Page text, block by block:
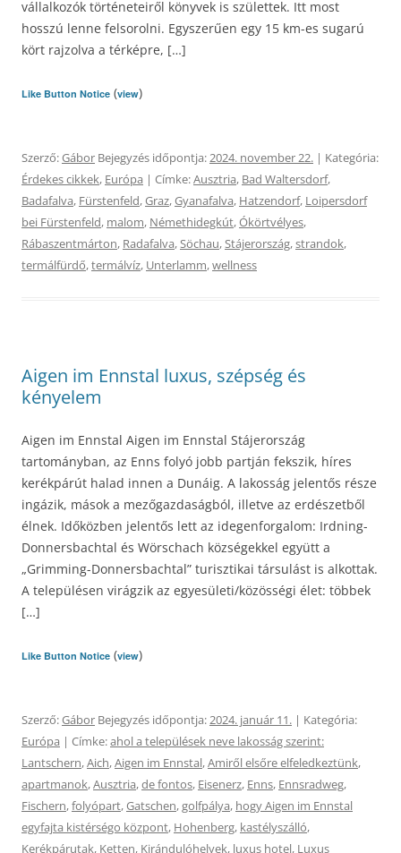
vállalkozók történeteiről könyvek is születtek. Itt most
hosszú lenne felsorolni. Egyszerűen egy 15 km-es sugarú
kört rajzolva a térképre, […]
Like Button Notice (view)
Szerző:Gábor Bejegyzés időpontja:2024. november 22. | Kategória:
Érdekes cikkek, Európa | Címke:Ausztria, Bad Waltersdorf,
Badafalva, Fürstenfeld,Graz,Gyanafalva, Hatzendorf, Loipersdorf
bei Fürstenfeld, malom, Némethidegkút,Ókörtvélyes,
Rábaszentmárton, Radafalva,Söchau,Stájerország,strandok,
termálfürdő,termálvíz, Unterlamm,wellness
Aigen im Ennstal luxus, szépség és
kényelem
Aigen im Ennstal Aigen im Ennstal Stájerország
tartományban, az Enns folyó jobb partján fekszik, híres
kerékpárút halad innen a Dunáig. A lakosság jelentős része
ingázik, mások a mezőgazdaságból, illetve az erdészetből
élnek. Időközben jelentős lett az idegenforgalom: Irdning-
Donnersbachtal és Wörschach községekkel együtt a
„Grimming-Donnersbachtal” turisztikai társulást is alkottak.
A településen virágzik az egyesületi/közösségi élet: többek
[…]
Like Button Notice (view)
Szerző:Gábor Bejegyzés időpontja:2024. január 11. | Kategória:
Európa | Címke:ahol a települések neve lakosság szerint:
Lantschern,Aich,Aigen im Ennstal,Amiről elsőre elfeledkeztünk,
apartmanok,Ausztria,de fontos, Eisenerz, Enns, Ennsradweg,
Fischern,folyópart,Gatschen,golfpálya, hogy Aigen im Ennstal
egyfajta kistérségo központ, Hohenberg, kastélyszálló,
Kerékpárutak, Ketten, Kirándulóhelyek, luxus hotel, Luxus